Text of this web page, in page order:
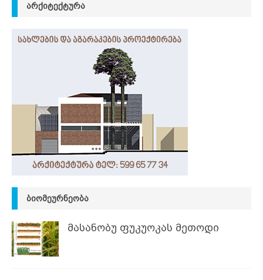
ᲐᲠᲥᲘᲢᲔᲥᲢᲣᲠᲐ
ᲑᲘᲝᲛᲔᲣᲠᲜᲔᲝᲑᲐ
მასანობუ ფუკუოკას მეთოდი